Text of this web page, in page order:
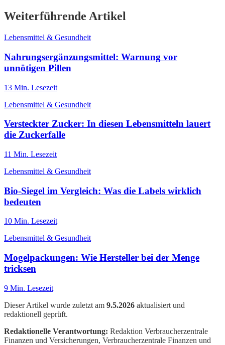
Weiterführende Artikel
Lebensmittel & Gesundheit
Nahrungsergänzungsmittel: Warnung vor
unnötigen Pillen
13 Min. Lesezeit
Lebensmittel & Gesundheit
Versteckter Zucker: In diesen Lebensmitteln lauert
die Zuckerfalle
11 Min. Lesezeit
Lebensmittel & Gesundheit
Bio-Siegel im Vergleich: Was die Labels wirklich
bedeuten
10 Min. Lesezeit
Lebensmittel & Gesundheit
Mogelpackungen: Wie Hersteller bei der Menge
tricksen
9 Min. Lesezeit
Dieser Artikel wurde zuletzt am 9.5.2026 aktualisiert und
redaktionell geprüft.
Redaktionelle Verantwortung: Redaktion Verbraucherzentrale
Finanzen und Versicherungen, Verbraucherzentrale Finanzen und